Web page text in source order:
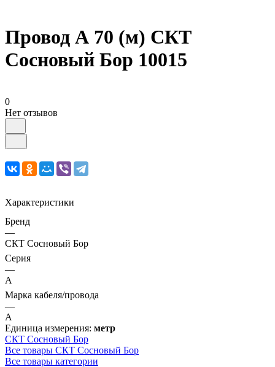
Провод А 70 (м) СКТ
Сосновый Бор 10015
0
Нет отзывов
Характеристики
Бренд
—
СКТ Сосновый Бор
Серия
—
А
Марка кабеля/провода
—
А
Единица измерения: метр
СКТ Сосновый Бор
Все товары СКТ Сосновый Бор
Все товары категории